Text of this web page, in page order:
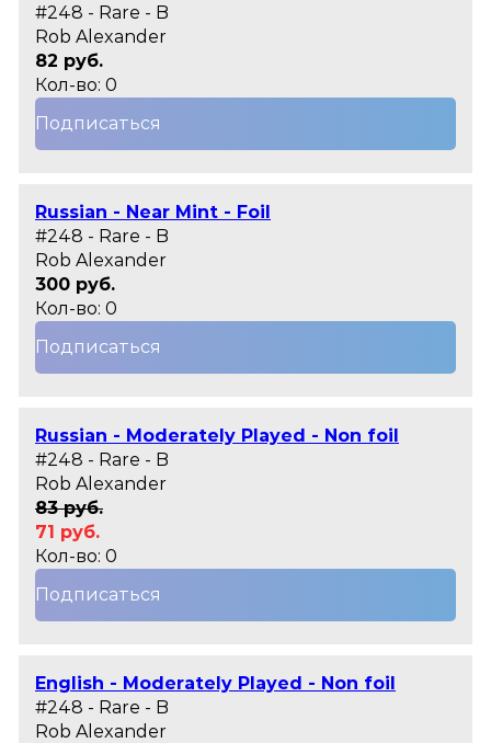
#248 - Rare - B
Rob Alexander
82 руб.
Кол-во: 0
Подписаться
Russian - Near Mint - Foil
#248 - Rare - B
Rob Alexander
300 руб.
Кол-во: 0
Подписаться
Russian - Moderately Played - Non foil
#248 - Rare - B
Rob Alexander
83 руб.
71 руб.
Кол-во: 0
Подписаться
English - Moderately Played - Non foil
#248 - Rare - B
Rob Alexander